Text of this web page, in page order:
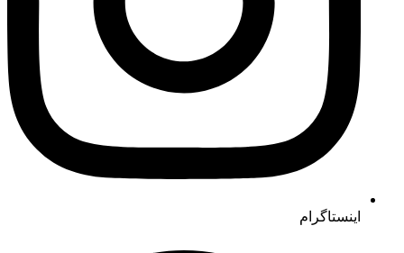
اینستاگرام